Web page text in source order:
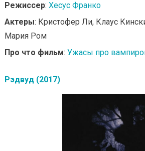
Режиссер: Хесус Франко
Актеры: Кристофер Ли, Клаус
Мария Ром
Про что фильм: Ужасы про
Рэдвуд (2017)